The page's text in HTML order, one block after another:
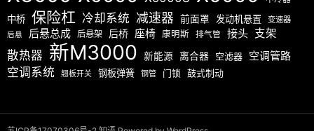
中桥 保险杠 冷却系统 减速器 前面罩 发动机悬置 变速器
后悬 后悬总成 后悬架 后桥 座椅 康明斯 排气管 接头 支架
散热器 新M3000 新能源 离合器 空滤器 空调管路
空调系统 翘板开关 钢板弹簧 钢管 门锁 鼓式制动